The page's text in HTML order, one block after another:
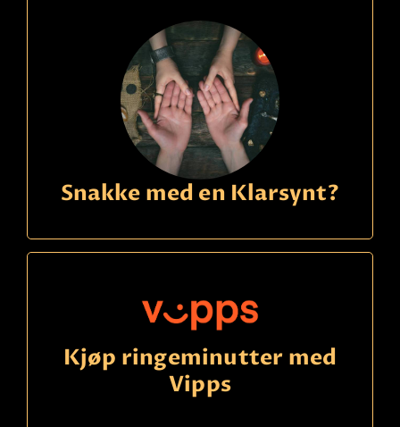
Snakke med en Klarsynt?
Kjøp ringeminutter med
Vipps